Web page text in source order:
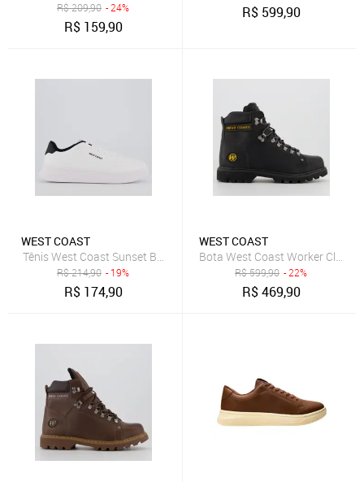
R$209,90 - 24%
R$ 159,90
R$ 599,90
WEST COAST
Tênis West Coast Sunset Branco
R$214,90 - 19%
R$ 174,90
WEST COAST
Bota West Coast Worker
R$599,90 - 22%
R$469,90